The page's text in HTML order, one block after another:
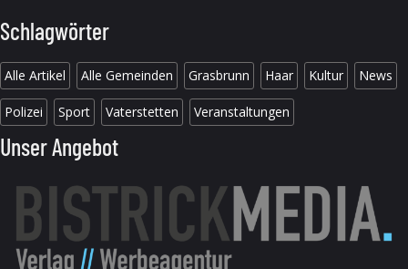
Schlagwörter
Alle Artikel Alle Gemeinden Grasbrunn Haar Kultur News
Polizei Sport Vaterstetten Veranstaltungen
Unser Angebot